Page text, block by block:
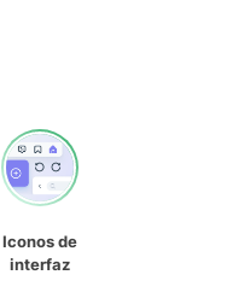
Iconos de
interfaz